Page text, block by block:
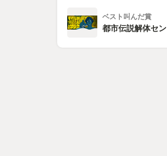
ベスト叫んだ賞
都市伝説解体セ